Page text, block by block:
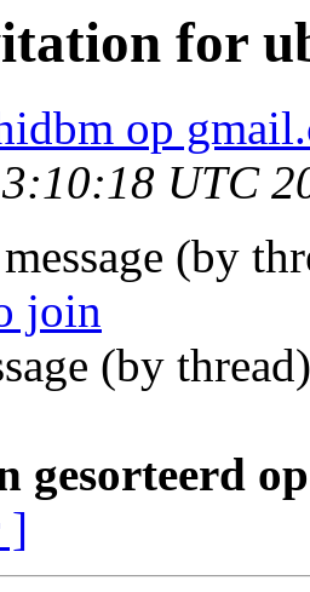
for
op
UTC
(by
join
(by
gesorteerd
]